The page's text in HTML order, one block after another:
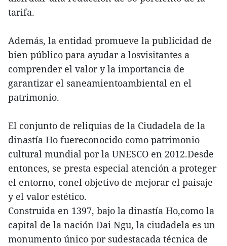
tarifa.
Además, la entidad promueve la publicidad de
bien público para ayudar a losvisitantes a
comprender el valor y la importancia de
garantizar el saneamientoambiental en el
patrimonio.
El conjunto de reliquias de la Ciudadela de la
dinastía Ho fuereconocido como patrimonio
cultural mundial por la UNESCO en 2012.Desde
entonces, se presta especial atención a proteger
el entorno, conel objetivo de mejorar el paisaje
y el valor estético.
Construida en 1397, bajo la dinastía Ho,como la
capital de la nación Dai Ngu, la ciudadela es un
monumento único por sudestacada técnica de